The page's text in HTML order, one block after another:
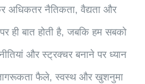
अधिकतर नैतिकता, वैद्यता और
ही बात होती है, जबकि हम सबको
और स्ट्रक्चर बनाने पर ध्यान
फैले, स्वस्थ और खुशनुमा